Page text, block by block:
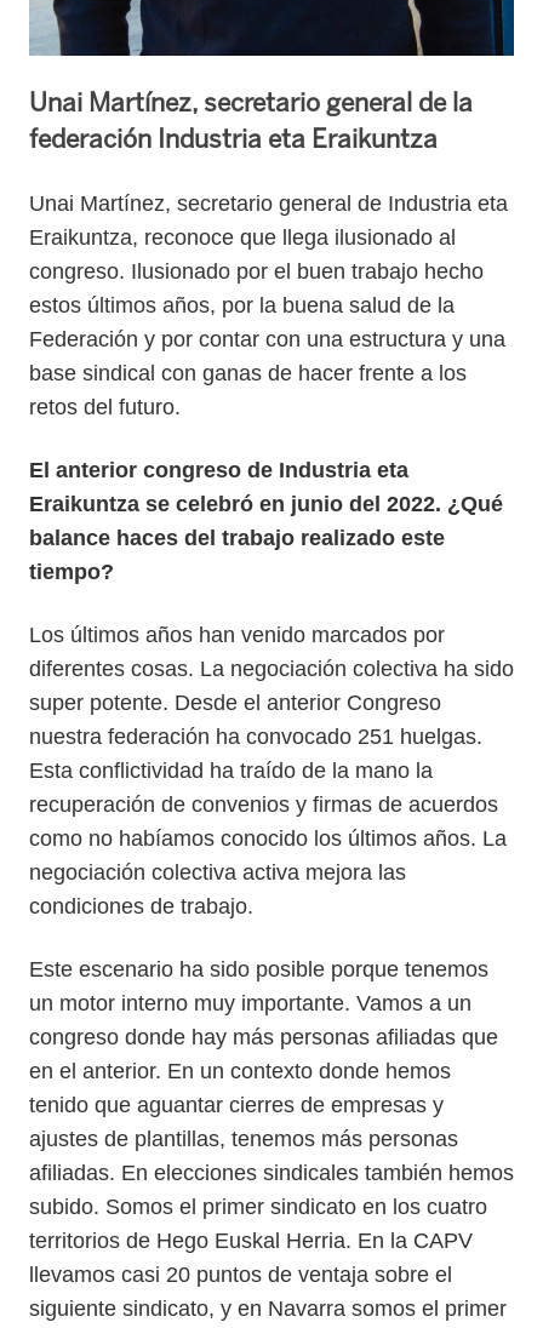
Unai Martínez, secretario general de la
federación Industria eta Eraikuntza
Unai Martínez, secretario general de Industria eta
Eraikuntza, reconoce que llega ilusionado al
congreso. Ilusionado por el buen trabajo hecho
estos últimos años, por la buena salud de la
Federación y por contar con una estructura y una
base sindical con ganas de hacer frente a los
retos del futuro.
El anterior congreso de Industria eta
Eraikuntza se celebró en junio del 2022. ¿Qué
balance haces del trabajo realizado este
tiempo?
Los últimos años han venido marcados por
diferentes cosas. La negociación colectiva ha sido
super potente. Desde el anterior Congreso
nuestra federación ha convocado 251 huelgas.
Esta conflictividad ha traído de la mano la
recuperación de convenios y firmas de acuerdos
como no habíamos conocido los últimos años. La
negociación colectiva activa mejora las
condiciones de trabajo.
Este escenario ha sido posible porque tenemos
un motor interno muy importante. Vamos a un
congreso donde hay más personas afiliadas que
en el anterior. En un contexto donde hemos
tenido que aguantar cierres de empresas y
ajustes de plantillas, tenemos más personas
afiliadas. En elecciones sindicales también hemos
subido. Somos el primer sindicato en los cuatro
territorios de Hego Euskal Herria. En la CAPV
llevamos casi 20 puntos de ventaja sobre el
siguiente sindicato, y en Navarra somos el primer